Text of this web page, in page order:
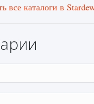
все каталоги в